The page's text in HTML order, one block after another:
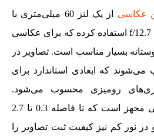
عکاسی
از یک لنز 60 میلی‌متری با
حداکثر گشودگی دیافراگم f/12.7 استفاده کرده که برای عکاسی
بسیار مناسب است. تصاویر در
2.4 اینچ چاپ می‌شوند که ابعادی استاندارد برای
رومیزی محسوب می‌شود.
دوربین به یک فلاش داخلی مجهز است که تا فاصله 0.3 تا 2.7
نور کم نیز کیفیت ثبت تصاویر را